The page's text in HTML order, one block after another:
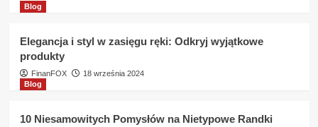
Blog
Elegancja i styl w zasięgu ręki: Odkryj wyjątkowe
produkty
FinanFOX
18 września 2024
Blog
10 Niesamowitych Pomysłów na Nietypowe Randki